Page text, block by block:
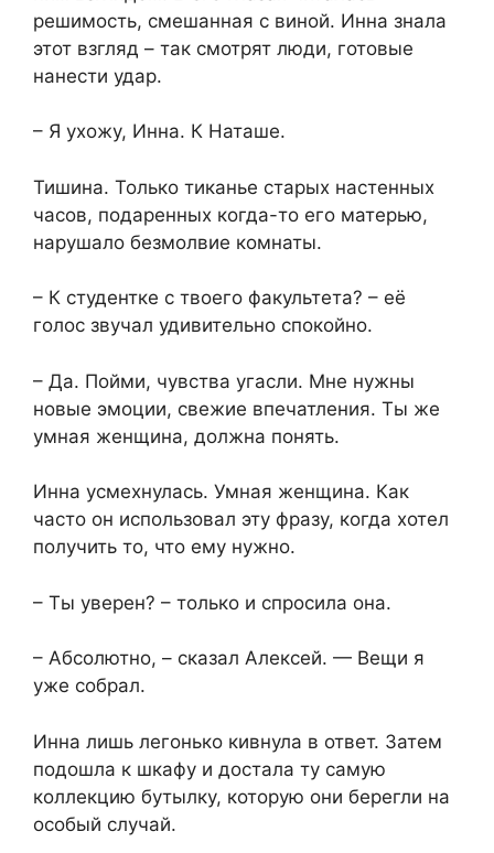
решимость, смешанная с виной. Инна знала
этот взгляд – так смотрят люди, готовые
нанести удар.
– Я ухожу, Инна. К Наташе.
Тишина. Только тиканье старых настенных
часов, подаренных когда-то его матерью,
нарушало безмолвие комнаты.
– К студентке с твоего факультета? – её
голос звучал удивительно спокойно.
– Да. Пойми, чувства угасли. Мне нужны
новые эмоции, свежие впечатления. Ты же
умная женщина, должна понять.
Инна усмехнулась. Умная женщина. Как
часто он использовал эту фразу, когда хотел
получить то, что ему нужно.
– Ты уверен? – только и спросила она.
– Абсолютно, – сказал Алексей. — Вещи я
уже собрал.
Инна лишь легонько кивнула в ответ. Затем
подошла к шкафу и достала ту самую
коллекцию бутылку, которую они берегли на
особый случай.